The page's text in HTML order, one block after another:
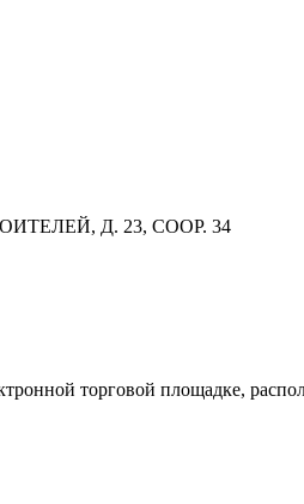
Д. 23, СООР. 34
торговой площадке,